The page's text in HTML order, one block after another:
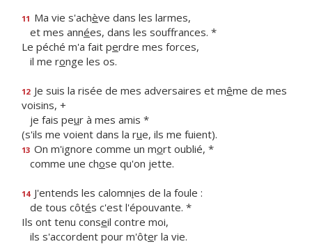
11 Ma vie s'achève dans les larmes,
et mes années, dans les souffrances. *
Le péché m'a fait perdre mes forces,
il me ronge les os.
12 Je suis la risée de mes adversaires et même de mes
voisins, +
je fais peur à mes amis *
(s'ils me voient dans la rue, ils me fuient).
13 On m'ignore comme un mort oublié, *
comme une chose qu'on jette.
14 J'entends les calomnies de la foule :
de tous côtés c'est l'épouvante. *
Ils ont tenu conseil contre moi,
ils s'accordent pour m'ôter la vie.